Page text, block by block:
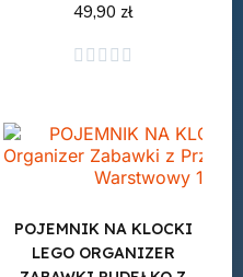
49,90 zł
    
POJEMNIK NA KLOCKI
LEGO ORGANIZER